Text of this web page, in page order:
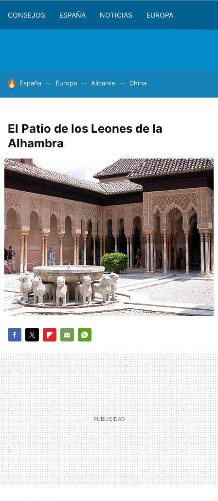
CONSEJOS ESPAÑA NOTICIAS EUROPA
HOY SE HABLA DE
España Europa Alicante China
El Patio de los Leones de la
Alhambra
MAIL